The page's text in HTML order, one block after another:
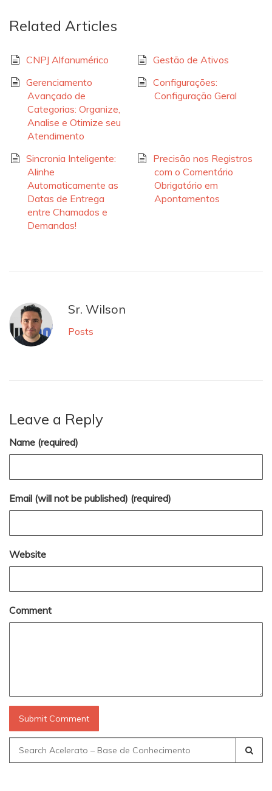
Related Articles
CNPJ Alfanumérico
Gestão de Ativos
Gerenciamento
Avançado de
Categorias: Organize,
Analise e Otimize seu
Atendimento
Configurações:
Configuração Geral
Sincronia Inteligente:
Alinhe
Automaticamente as
Datas de Entrega
entre Chamados e
Demandas!
Precisão nos Registros
com o Comentário
Obrigatório em
Apontamentos
Sr. Wilson
Posts
Leave a Reply
Name (required)
Email (will not be published) (required)
Website
Comment
Search
for: